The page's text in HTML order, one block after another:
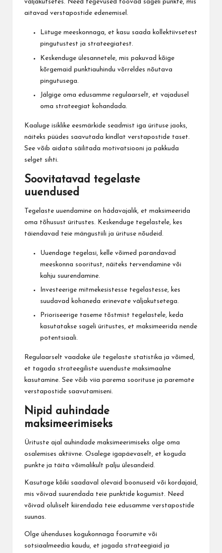
väljakutsetes. Need tegevused toovad sageli punkte, mis
aitavad verstapostide edenemisel.
Liituge meeskonnaga, et kasu saada kollektiivsetest
pingutustest ja strateegiatest.
Keskenduge ülesannetele, mis pakuvad kõige
kõrgemaid punktiauhindu võrreldes nõutava
pingutusega.
Jälgige oma edusamme regulaarselt, et vajadusel
oma strateegiat kohandada.
Kaaluge isiklike eesmärkide seadmist iga ürituse jaoks,
näiteks püüdes saavutada kindlat verstapostide taset.
See võib aidata säilitada motivatsiooni ja pakkuda
selget sihti.
Soovitatavad tegelaste
uuendused
Tegelaste uuendamine on hädavajalik, et maksimeerida
oma tõhusust üritustes. Keskenduge tegelastele, kes
täiendavad teie mängustiili ja ürituse nõudeid.
Uuendage tegelasi, kelle võimed parandavad
meeskonna sooritust, näiteks tervendamine või
kahju suurendamine.
Investeerige mitmekesistesse tegelastesse, kes
suudavad kohaneda erinevate väljakutsetega.
Prioriseerige taseme tõstmist tegelastele, keda
kasutatakse sageli üritustes, et maksimeerida nende
potentsiaali.
Regulaarselt vaadake üle tegelaste statistika ja võimed,
et tagada strateegiliste uuenduste maksimaalne
kasutamine. See võib viia parema soorituse ja paremate
verstapostide saavutamiseni.
Nipid auhindade
maksimeerimiseks
Ürituste ajal auhindade maksimeerimiseks olge oma
osalemises aktiivne. Osalege igapäevaselt, et koguda
punkte ja täita võimalikult palju ülesandeid.
Kasutage kõiki saadaval olevaid boonuseid või kordajaid,
mis võivad suurendada teie punktide kogumist. Need
võivad oluliselt kiirendada teie edusamme verstapostide
suunas.
Olge ühenduses kogukonnaga foorumite või
sotsiaalmeedia kaudu, et jagada strateegiaid ja